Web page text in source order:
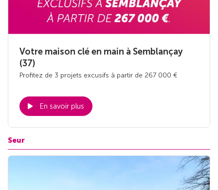
Votre maison clé en main à Semblançay
(37)
Profitez de 3 projets excusifs à partir de 267 000 €
En savoir plus
Seur